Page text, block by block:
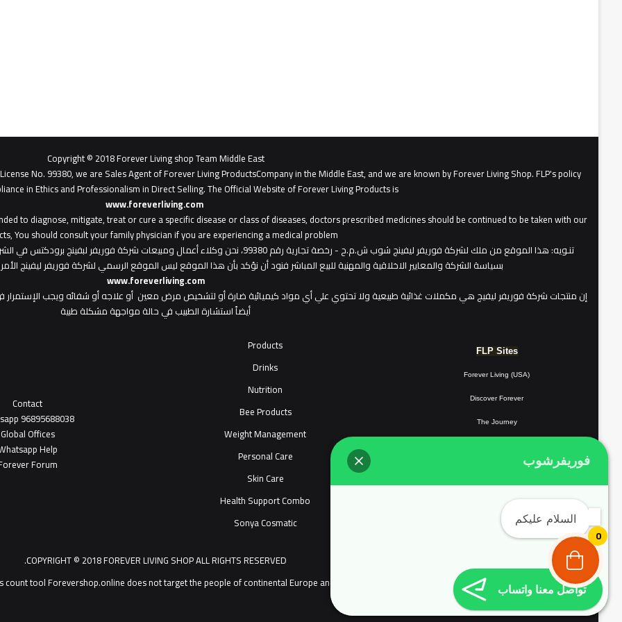
0
Copyright © 2018 Forever Living shop Team Middle East
No. 99380, we are Sales Agent of Forever Living ProductsCompany in the Middle East, and we are known by Forever Living Shop. FLP's policy
in Ethics and Professionalism in Direct Selling. The Official Website of Forever Living Products is
www.foreverliving.com
to diagnose, mitigate, treat or cure a specific disease or class of diseases, doctors prescribed medicines should be continued to be taken with our
You should consult your family physician if you are experiencing a medical problem.
تنـويه
: هذا الموقع من ملك لشركة فوريفر ليفينج شوب ش.م.ح - رخصة تجارية رقم 99380، نحن وكلاء أعمال
بسياسة الشركة والمعايير الاخلاقية والمهنية للبيع المباشر فنود أن نؤكد بأن هذا الموقع ليس الموقع الرسمي لشركة فوريفر ليفينج
www.foreverliving.com
​إن منتجات شركة فوريفر ليفيج هي مكملات غذائية طبيعية ولا تحتوي علي أي مواد كيميائية ضارة أو لتشخيص مرض معين أو علاجه أو شفائه ويجب الإستمرار
أيضاً استشارة الطبيب في حالة مواجهة مشكلة طبية
FLP Sites
Forever Living (USA)
Discover Forever
The Journey
Products
Drinks
Nutrition
Bee Products
Weight Management
Personal Care
Skin Care
Health Support Combo
Sonya Cosmatic
Contact
96895688038
Global Offices
hatsapp Help
Forum
COPYRIGHT © 2018 FOREVER LIVING SHOP ALL RIGHTS RESERVED.
count toolForevershop.online does not target the people of continental Europe and Complyed with EU user consent policy EU Cookie Law يمكنك التحدث مع خدمة عملاء ®Forever Living Products shop 2026
فوريفرشوب
السلام عليكم
تواصل معنا واتساب